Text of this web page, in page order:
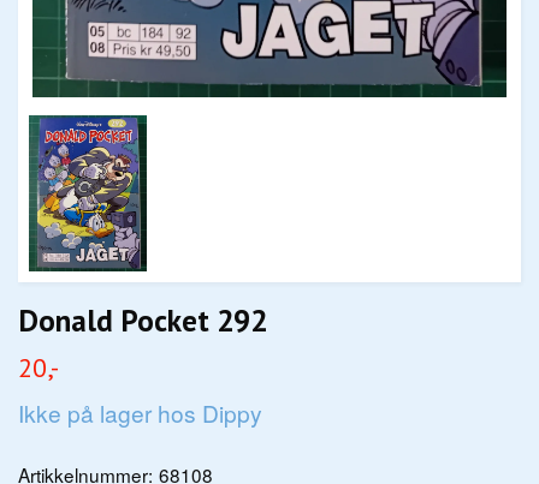
Donald Pocket 292
20,-
Ikke på lager hos Dippy
Artikkelnummer: 68108